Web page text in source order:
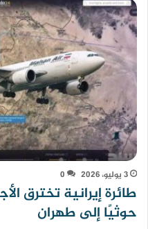
3 يوليو، 2026 0
طائرة إيرانية تخترق
حوثيًا إلى طهران